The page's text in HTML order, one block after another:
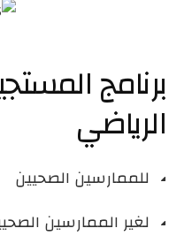
برنامج
الرياضي
للممارسين الصحيين
لغير الممارسين